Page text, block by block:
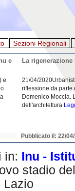
Sezioni Regionali
e
e
La
21/04/
riflessione da parte
Domenico Moccia.
dell'architettura
Pubblicato il: 22/
in: Inu -
stadio
Lazio